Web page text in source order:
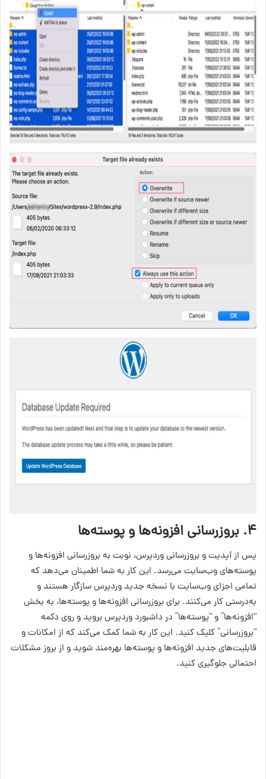
۴. بروز‌رسانی افزونه‌ها و پوسته‌ها
پس از آپدیت و بروز‌رسانی وردپرس، نوبت به بروز‌رسانی افزونه‌ها و
پوسته‌های وب‌سایت می‌رسد. این کار به شما اطمینان می‌دهد که
تمامی اجزای وب‌سایت با نسخه جدید وردپرس سازگار هستند و
به‌درستی کار می‌کنند. برای بروز‌رسانی افزونه‌ها و پوسته‌ها، به بخش
“افزونه‌ها” و “پوسته‌ها” در داشبورد وردپرس بروید و روی دکمه
“بروز‌رسانی” کلیک کنید. این کار به شما کمک می‌کند که از امکانات و
قابلیت‌های جدید افزونه‌ها و پوسته‌ها بهره‌مند شوید و از بروز مشکلات
احتمالی جلوگیری کنید.